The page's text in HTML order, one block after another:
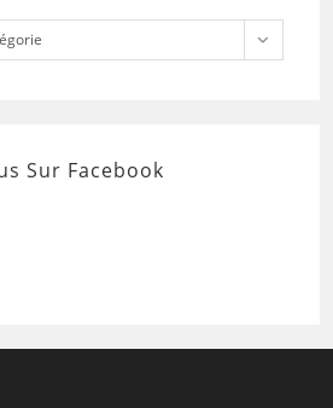
Sur Facebook